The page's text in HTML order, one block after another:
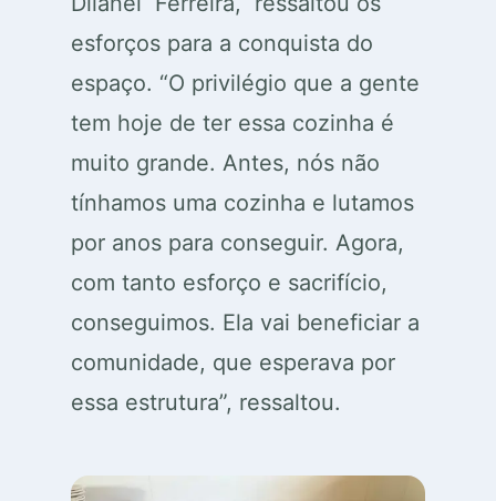
esforços para a conquista do
espaço. “O privilégio que a gente
tem hoje de ter essa cozinha é
muito grande. Antes, nós não
tínhamos uma cozinha e lutamos
por anos para conseguir. Agora,
com tanto esforço e sacrifício,
conseguimos. Ela vai beneficiar a
comunidade, que esperava por
essa estrutura”, ressaltou.